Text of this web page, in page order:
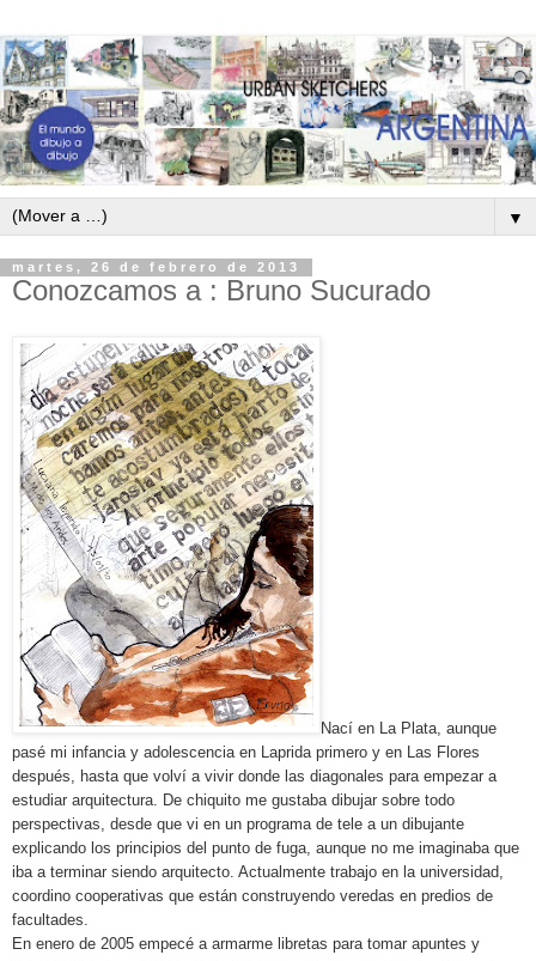
▼
martes, 26 de febrero de 2013
Conozcamos a : Bruno Sucurado
Nací en La Plata, aunque
pasé mi infancia y adolescencia en Laprida primero y en Las Flores
después, hasta que volví a vivir donde las diagonales para empezar a
estudiar arquitectura. De chiquito me gustaba dibujar sobre todo
perspectivas, desde que vi en un programa de tele a un dibujante
explicando los principios del punto de fuga, aunque no me imaginaba que
iba a terminar siendo arquitecto. Actualmente trabajo en la universidad,
coordino cooperativas que están construyendo veredas en predios de
facultades.
En enero de 2005 empecé a armarme libretas para tomar apuntes y